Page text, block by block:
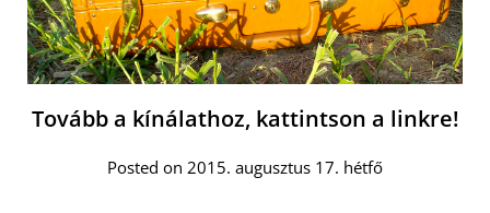
Tovább a kínálathoz, kattintson a linkre!
Posted on 2015. augusztus 17. hétfő